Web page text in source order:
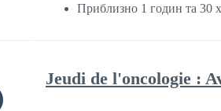
Приблизно 1 годин та 30
Jeudi de l'oncologie :